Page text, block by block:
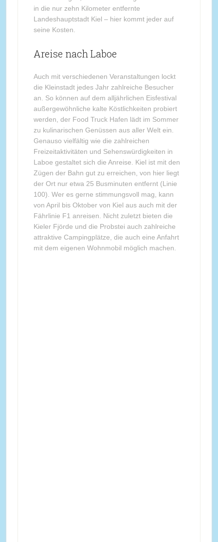
in die nur zehn Kilometer entfernte
Landeshauptstadt Kiel – hier kommt jeder auf
seine Kosten.
Areise nach Laboe
Auch mit verschiedenen Veranstaltungen lockt
die Kleinstadt jedes Jahr zahlreiche Besucher
an. So können auf dem alljährlichen Eisfestival
außergewöhnliche kalte Köstlichkeiten probiert
werden, der Food Truck Hafen lädt im Sommer
zu kulinarischen Genüssen aus aller Welt ein.
Genauso vielfältig wie die zahlreichen
Freizeitaktivitäten und Sehenswürdigkeiten in
Laboe gestaltet sich die Anreise. Kiel ist mit den
Zügen der Bahn gut zu erreichen, von hier liegt
der Ort nur etwa 25 Busminuten entfernt (Linie
100). Wer es gerne stimmungsvoll mag, kann
von April bis Oktober von Kiel aus auch mit der
Fährlinie F1 anreisen. Nicht zuletzt bieten die
Kieler Fjörde und die Probstei auch zahlreiche
attraktive Campingplätze, die auch eine Anfahrt
mit dem eigenen Wohnmobil möglich machen.